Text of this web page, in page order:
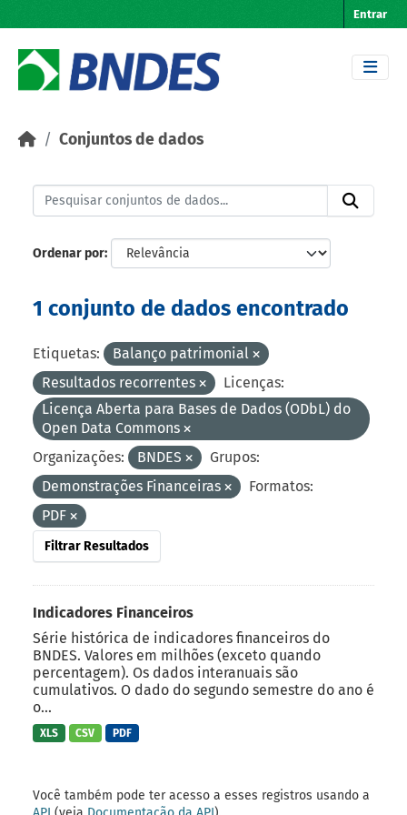
Entrar
Conjuntos de dados
Ordenar por
1 conjunto de dados encontrado
Etiquetas:
Balanço patrimonial
Resultados recorrentes
Licenças:
Licença Aberta para Bases de Dados (ODbL) do
Open Data Commons
Organizações:
BNDES
Grupos:
Demonstrações Financeiras
Formatos:
PDF
Filtrar Resultados
Indicadores Financeiros
Série histórica de indicadores financeiros do
BNDES. Valores em milhões (exceto quando
percentagem). Os dados interanuais são
cumulativos. O dado do segundo semestre do ano é
o...
XLS CSV PDF
Você também pode ter acesso a esses registros usando a